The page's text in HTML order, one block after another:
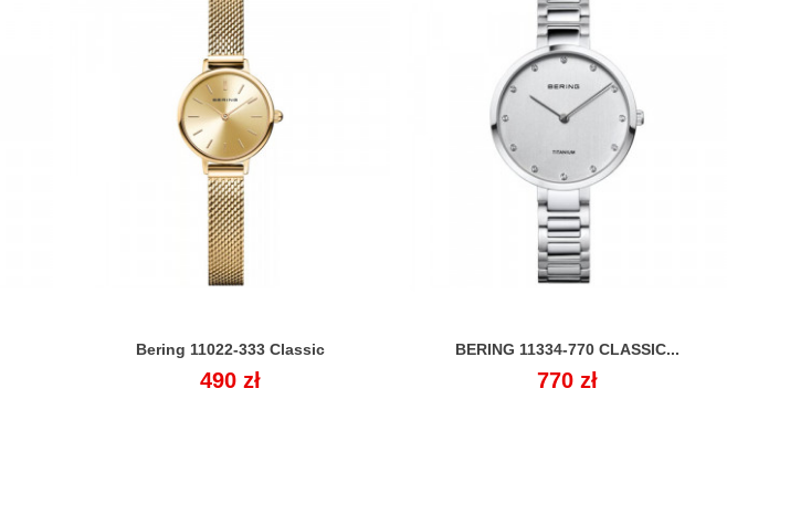
Bering 11022-333 Classic
Cena
490 zł
 BERING 11334-770 CLASSIC...
Cena
770 zł
